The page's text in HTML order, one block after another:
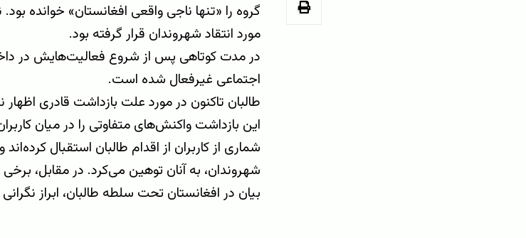
گروه را «تنها ناجی واقعی افغانستان» خوانده
مورد انتقاد شهروندان قرار گرفته بود.
در مدت کوتاهی پس از شروع فعالیت‌هایش در
اجتماعی غیرفعال شده است.
طالبان تاکنون در مورد علت بازداشت قادری اظهار
این بازداشت واکنش‌های متفاوتی را در میان
شماری از کاربران از اقدام طالبان استقبال
شهروندان، به آنان توهین می‌کرد. در مقابل،
بیان در افغانستان تحت سلطه طالبان، ابراز نگرانی